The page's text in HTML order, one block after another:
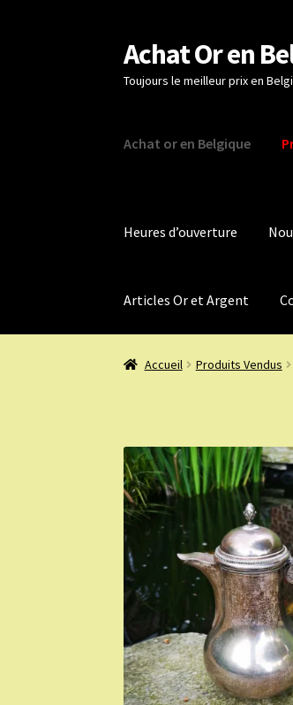
Aller
à
la
Aller
au
contenu
Achat Or en
Toujours le meilleur prix en
Achat or en Belgique
Heures d’ouverture
Articles Or et Argent
Accueil Produits Vendus